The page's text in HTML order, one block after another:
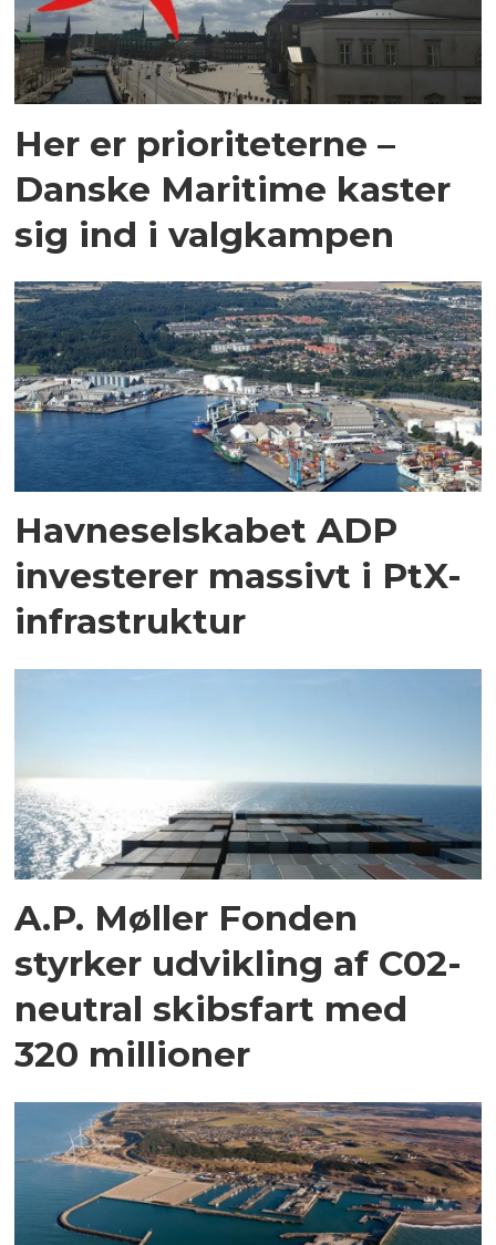
Her er prioriteterne –
Danske Maritime kaster
sig ind i valgkampen
Havneselskabet ADP
investerer massivt i PtX-
infrastruktur
A.P. Møller Fonden
styrker udvikling af C02-
neutral skibsfart med
320 millioner